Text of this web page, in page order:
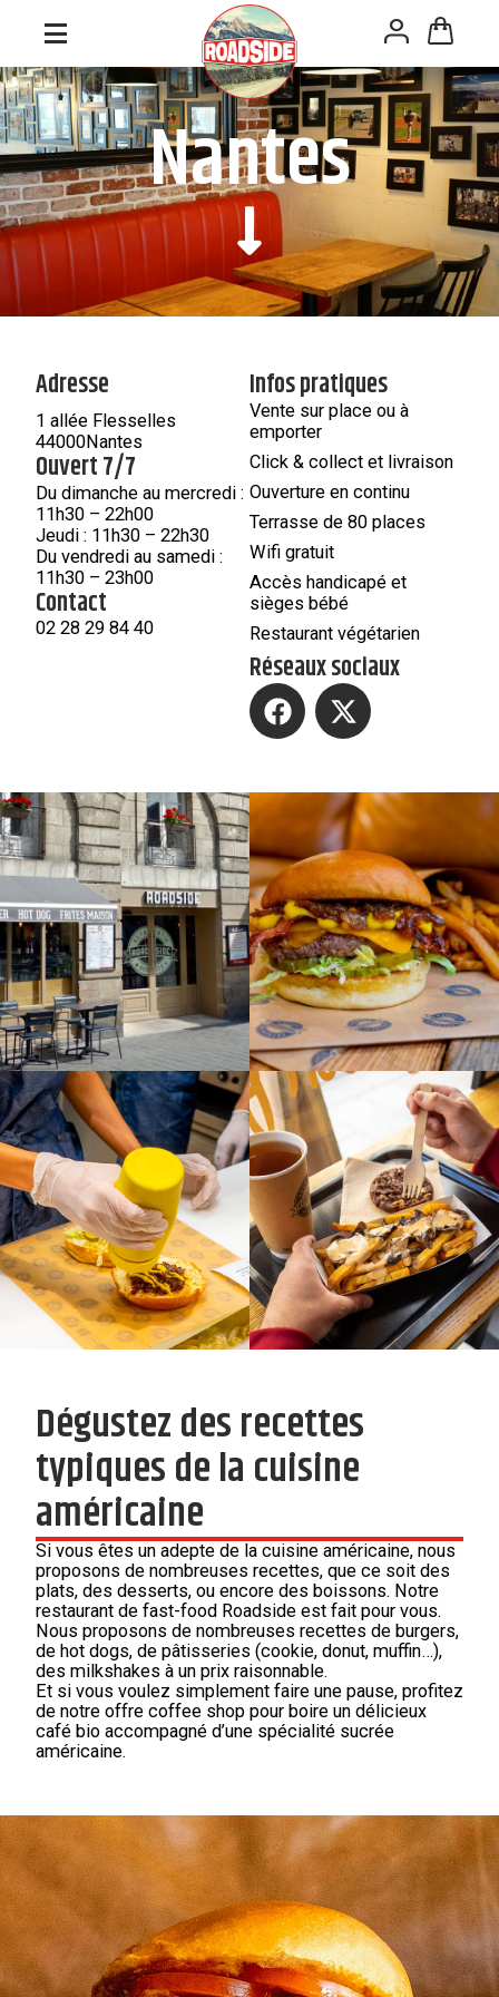
Nantes
Adresse
1 allée Flesselles
44000Nantes
Ouvert 7/7
Du dimanche au mercredi :
11h30 – 22h00
Jeudi : 11h30 – 22h30
Du vendredi au samedi :
11h30 – 23h00
Contact
02 28 29 84 40
Infos pratiques
Vente sur place ou à
emporter
Click & collect et livraison
Ouverture en continu
Terrasse de 80 places
Wifi gratuit
Accès handicapé et
sièges bébé
Restaurant végétarien
Réseaux sociaux
Dégustez des recettes
typiques de la cuisine
américaine
Si vous êtes un adepte de la cuisine américaine, nous
proposons de nombreuses recettes, que ce soit des
plats, des desserts, ou encore des boissons. Notre
restaurant de fast-food Roadside est fait pour vous.
Nous proposons de nombreuses recettes de burgers,
de hot dogs, de pâtisseries (cookie, donut, muffin…),
des milkshakes à un prix raisonnable.
Et si vous voulez simplement faire une pause, profitez
de notre offre coffee shop pour boire un délicieux
café bio accompagné d’une spécialité sucrée
américaine.
Panneau de gestion des cookies